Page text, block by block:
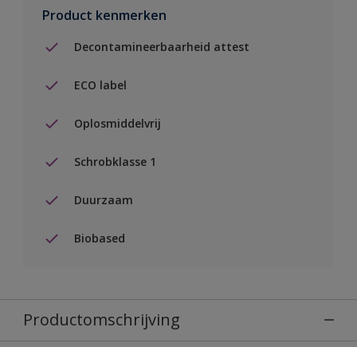
Product kenmerken
Decontamineerbaarheid attest
ECO label
Oplosmiddelvrij
Schrobklasse 1
Duurzaam
Biobased
Productomschrijving